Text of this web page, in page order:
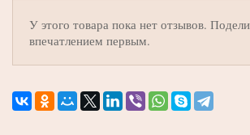
У этого товара пока нет отзывов.
впечатлением первым.